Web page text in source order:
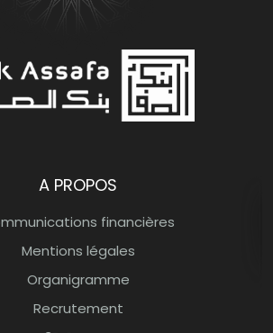
Banque
A PROPOS
financières
Mentions légales
Organigramme
Recrutement